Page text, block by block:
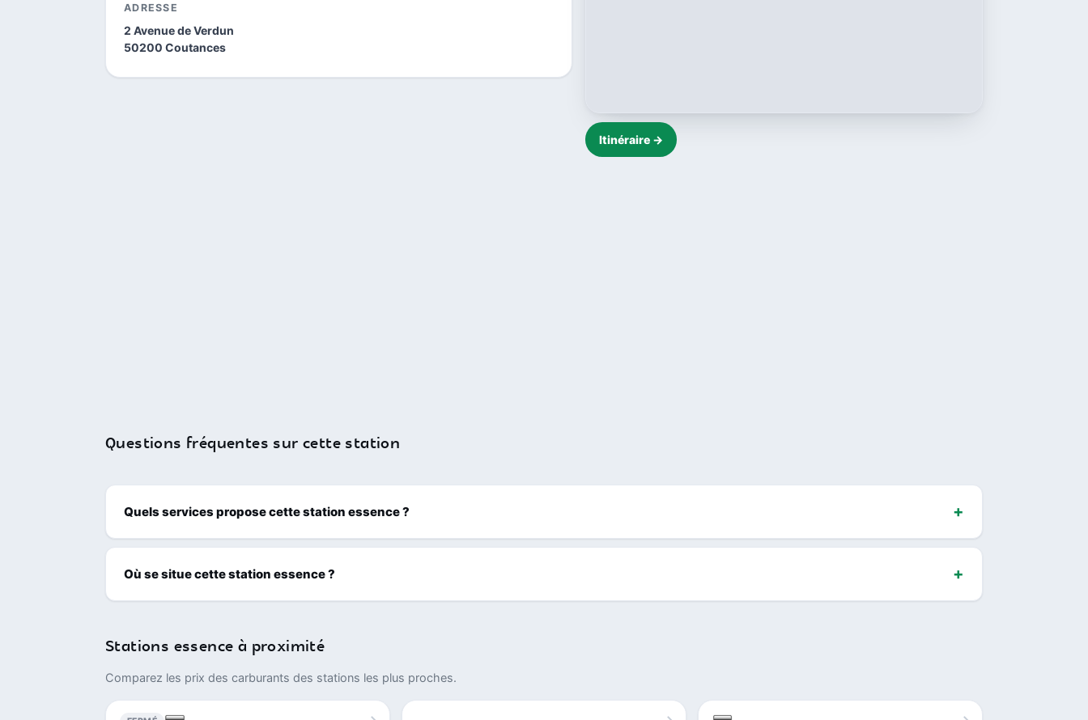
ADRESSE
2 Avenue de Verdun
50200 Coutances
Itinéraire →
Questions fréquentes sur cette station
Quels services propose cette station essence ?
Où se situe cette station essence ?
Stations essence à proximité
Comparez les prix des carburants des stations les plus proches.